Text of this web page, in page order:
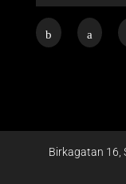
Birkagatan 16,